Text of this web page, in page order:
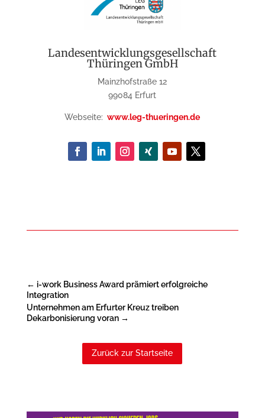
Landesentwicklungsgesellschaft
Thüringen GmbH
Mainzhofstraße 12
99084 Erfurt
Webseite: www.leg-thueringen.de
← i-work Business Award prämiert erfolgreiche
Integration
Unternehmen am Erfurter Kreuz treiben
Dekarbonisierung voran→
Zurück zur Startseite